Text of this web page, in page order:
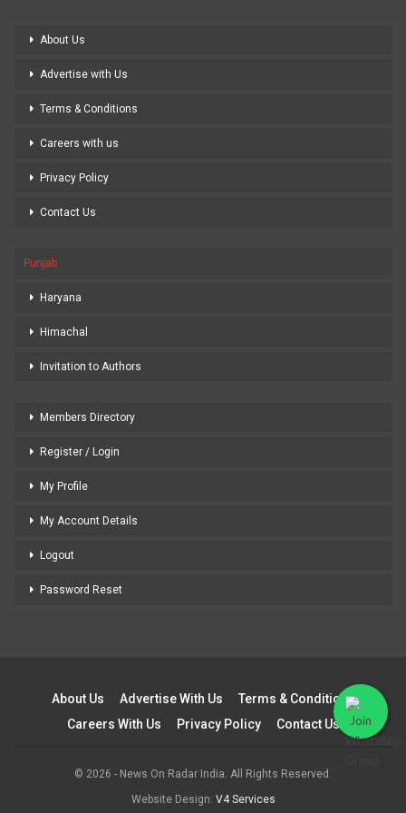
About Us
Advertise with Us
Terms & Conditions
Careers with us
Privacy Policy
Contact Us
Punjab
Haryana
Himachal
Invitation to Authors
Members Directory
Register / Login
My Profile
My Account Details
Logout
Password Reset
About Us Advertise With Us
Terms & Conditions
Careers With Us
Privacy Policy Contact Us
© 2026 - News On Radar India. All Rights Reserved.
Website Design: V4 Services